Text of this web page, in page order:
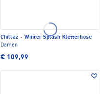
Chillaz · Winter Splash Kletterhose
Damen
€ 109,99